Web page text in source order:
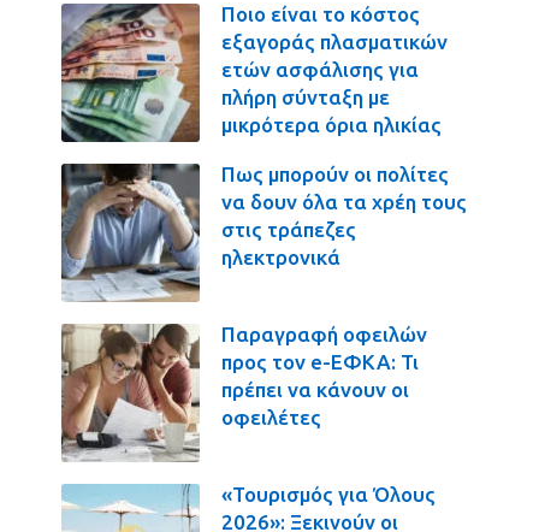
Ποιο είναι το κόστος
εξαγοράς πλασματικών
ετών ασφάλισης για
πλήρη σύνταξη με
μικρότερα όρια ηλικίας
Πως μπορούν οι πολίτες
να δουν όλα τα χρέη τους
στις τράπεζες
ηλεκτρονικά
Παραγραφή οφειλών
προς τον e-ΕΦΚΑ: Τι
πρέπει να κάνουν οι
οφειλέτες
«Τουρισμός για Όλους
2026»: Ξεκινούν οι